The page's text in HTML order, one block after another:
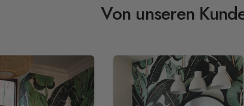
Von unseren